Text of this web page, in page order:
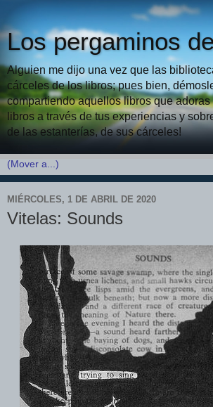
Los pergaminos
Alguien me dijo una vez que las
cárceles de los libros; pues bien,
compartiendo aquellos libros que adoras
libros a través de tus experiencias y
de las estanterías, de sus cárceles!
MIÉRCOLES, 1 DE ABRIL DE 2020
Vitelas: Sounds